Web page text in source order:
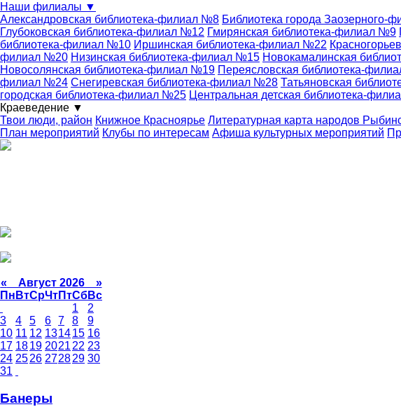
Наши филиалы ▼
Александровская библиотека-филиал №8 Библиотека города Заозерного-
Глубоковская библиотека-филиал №12 Гмирянская библиотека-филиал №9
библиотека-филиал №10 Иршинская библиотека-филиал №22
филиал №20 Низинская библиотека-филиал №15 Новокамалинская
Новосолянская библиотека-филиал №19 Переясловская библиотека-
филиал №24 Снегиревская библиотека-филиал №28 Татьяновская
городская библиотека-филиал №25 Центральная детская библиотека-
Краеведение ▼
Твои люди, район Книжное Красноярье Литературная карта народов
План мероприятий Клубы по интересам Афиша культурных мероприятий
« Август 2026 »
Пн ВтСрЧтПтСбВс
1
2
3
4 5 6 7 8
9
10 11 12 131415 16
17 1819 2021 22 23
24 2526 272829 30
31
Банеры